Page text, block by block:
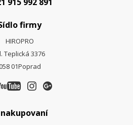
firmy
HIROPRO
Teplická 3376
01Poprad